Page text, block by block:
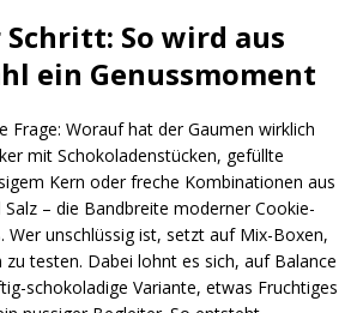
So wird aus
ein Genussmoment
Frage: Worauf hat der Gaumen wirklich
mit Schokoladenstücken, gefüllte
Kern oder freche Kombinationen aus
– die Bandbreite moderner Cookie-
Wer unschlüssig ist, setzt auf Mix-Boxen,
testen. Dabei lohnt es sich, auf Balance
schokoladige Variante, etwas Fruchtiges